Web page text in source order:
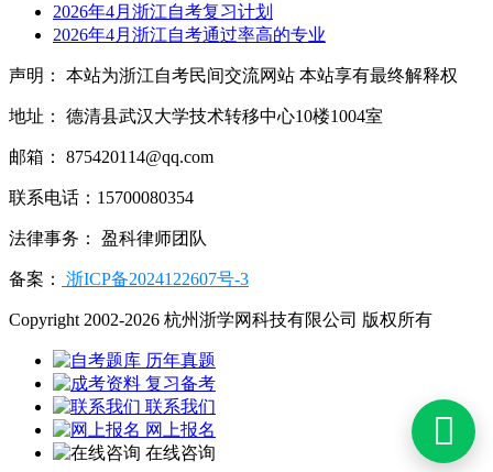
2026年4月浙江自考复习计划
2026年4月浙江自考通过率高的专业
声明： 本站为浙江自考民间交流网站 本站享有最终解释权
地址： 德清县武汉大学技术转移中心10楼1004室
邮箱： 875420114@qq.com
联系电话：15700080354
法律事务： 盈科律师团队
备案： 浙ICP备2024122607号-3
Copyright 2002-2026 杭州浙学网科技有限公司 版权所有
历年真题
复习备考
联系我们
网上报名
在线咨询
